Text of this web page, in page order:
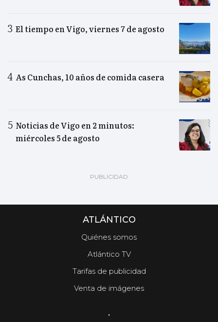
El tiempo en Vigo, viernes 7 de agosto
As Cunchas, 10 años de comida casera
Noticias de Vigo en 2 minutos:
miércoles 5 de agosto
ATLÁNTICO
Quiénes somos
Atlántico TV
Tarifas de publicidad
Venta de imágenes
.